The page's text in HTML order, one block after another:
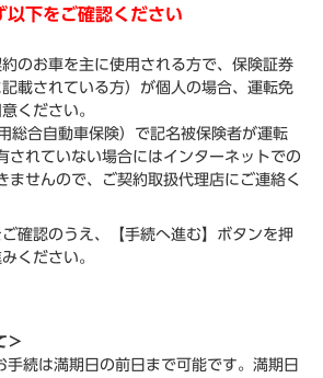
以下をご確認ください
のお車を主に使用される方で、保険証券
載されている方）が個人の場合、運転免
ください。
総合自動車保険）で記名被保険者が運転
されていない場合にはインターネットでの
ませんので、ご契約取扱代理店にご連絡く
確認のうえ、【手続へ進む】ボタンを押
ください。
＞
手続は満期日の前日まで可能です。満期日